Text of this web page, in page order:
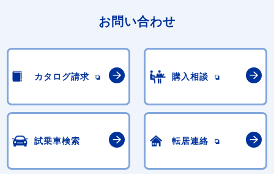
お問い合わせ
カタログ請求 購入相談
試乗車検索 転居連絡